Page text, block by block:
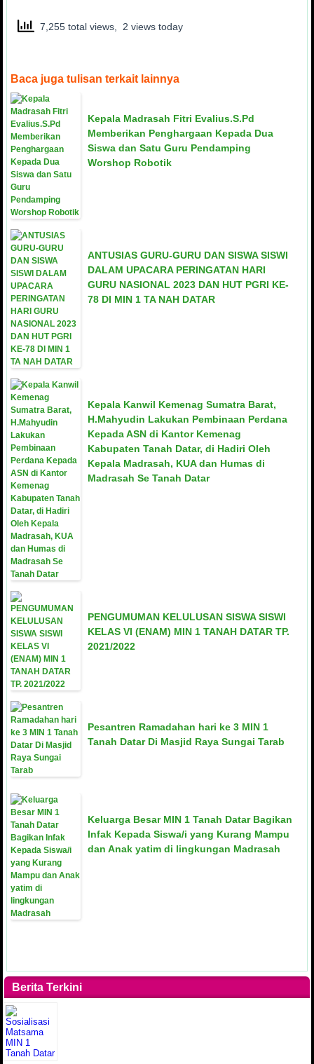
7,255 total views, 2 views today
Baca juga tulisan terkait lainnya
Kepala Madrasah Fitri Evalius.S.Pd
Memberikan Penghargaan Kepada Dua
Siswa dan Satu Guru Pendamping
Worshop Robotik
ANTUSIAS GURU-GURU DAN SISWA SISWI
DALAM UPACARA PERINGATAN HARI
GURU NASIONAL 2023 DAN HUT PGRI KE-
78 DI MIN 1 TA NAH DATAR
Kepala Kanwil Kemenag Sumatra Barat,
H.Mahyudin Lakukan Pembinaan Perdana
Kepada ASN di Kantor Kemenag
Kabupaten Tanah Datar, di Hadiri Oleh
Kepala Madrasah, KUA dan Humas di
Madrasah Se Tanah Datar
PENGUMUMAN KELULUSAN SISWA SISWI
KELAS VI (ENAM) MIN 1 TANAH DATAR TP.
2021/2022
Pesantren Ramadahan hari ke 3 MIN 1
Tanah Datar Di Masjid Raya Sungai Tarab
Keluarga Besar MIN 1 Tanah Datar Bagikan
Infak Kepada Siswa/i yang Kurang Mampu
dan Anak yatim di lingkungan Madrasah
Berita Terkini